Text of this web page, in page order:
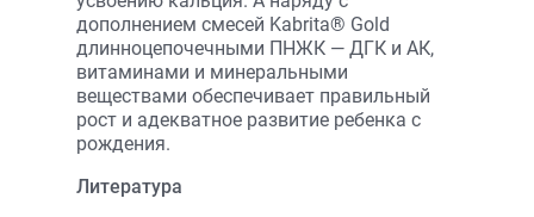
дополнением смесей Kabrita® Gold
длинноцепочечными ПНЖК — ДГК и АК,
витаминами и минеральными
веществами обеспечивает правильный
рост и адекватное развитие ребенка с
рождения.
Литература